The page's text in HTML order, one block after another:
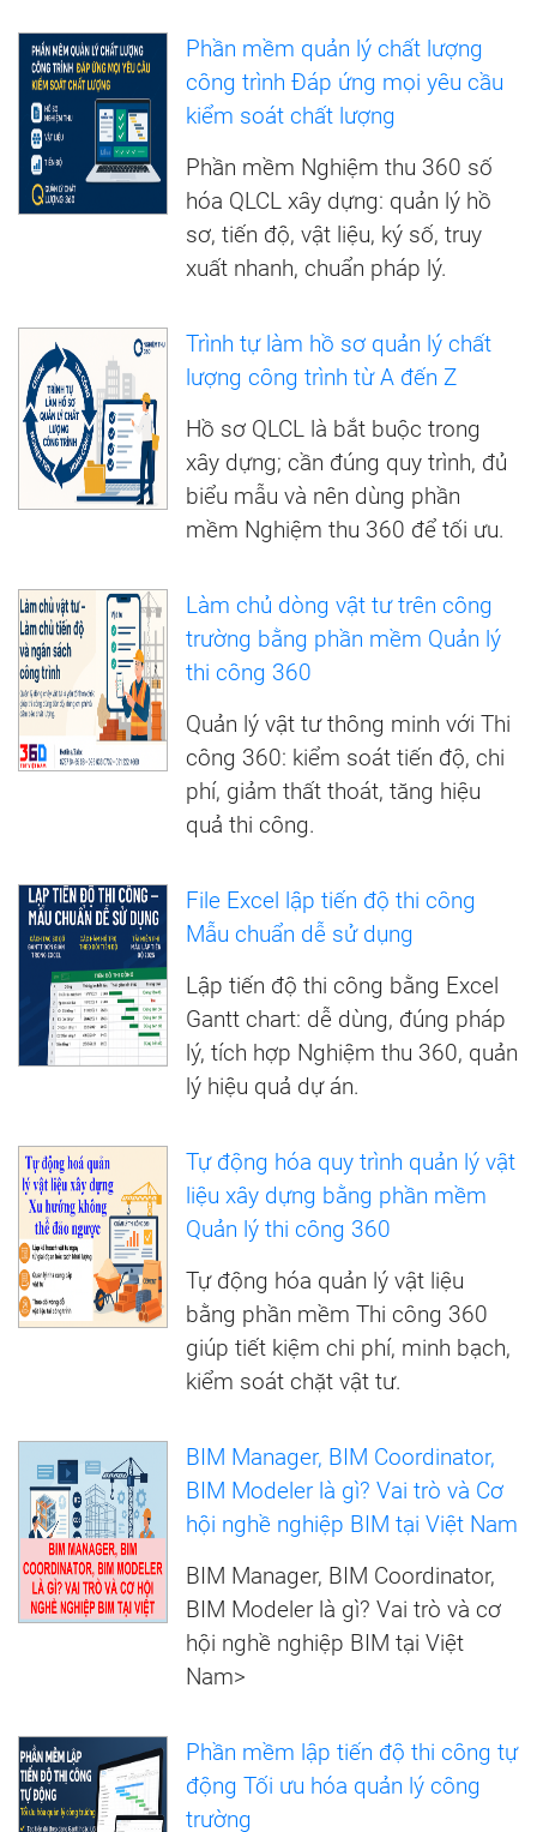
Phần mềm quản lý chất lượng
công trình Đáp ứng mọi yêu cầu
kiểm soát chất lượng
Phần mềm Nghiệm thu 360 số
hóa QLCL xây dựng: quản lý hồ
sơ, tiến độ, vật liệu, ký số, truy
xuất nhanh, chuẩn pháp lý.
Trình tự làm hồ sơ quản lý chất
lượng công trình từ A đến Z
Hồ sơ QLCL là bắt buộc trong
xây dựng; cần đúng quy trình, đủ
biểu mẫu và nên dùng phần
mềm Nghiệm thu 360 để tối ưu.
Làm chủ dòng vật tư trên công
trường bằng phần mềm Quản lý
thi công 360
Quản lý vật tư thông minh với Thi
công 360: kiểm soát tiến độ, chi
phí, giảm thất thoát, tăng hiệu
quả thi công.
File Excel lập tiến độ thi công
Mẫu chuẩn dễ sử dụng
Lập tiến độ thi công bằng Excel
Gantt chart: dễ dùng, đúng pháp
lý, tích hợp Nghiệm thu 360, quản
lý hiệu quả dự án.
Tự động hóa quy trình quản lý vật
liệu xây dựng bằng phần mềm
Quản lý thi công 360
Tự động hóa quản lý vật liệu
bằng phần mềm Thi công 360
giúp tiết kiệm chi phí, minh bạch,
kiểm soát chặt vật tư.
BIM Manager, BIM Coordinator,
BIM Modeler là gì? Vai trò và Cơ
hội nghề nghiệp BIM tại Việt Nam
BIM Manager, BIM Coordinator,
BIM Modeler là gì? Vai trò và cơ
hội nghề nghiệp BIM tại Việt
Nam>
Phần mềm lập tiến độ thi công tự
động Tối ưu hóa quản lý công
trường